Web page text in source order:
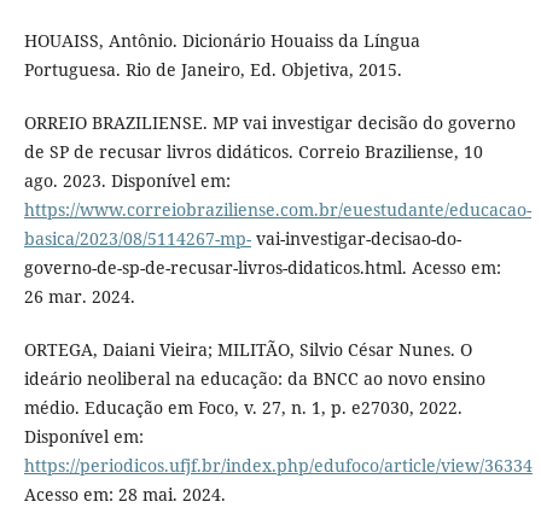
HOUAISS, Antônio. Dicionário Houaiss da Língua
Portuguesa. Rio de Janeiro, Ed. Objetiva, 2015.
ORREIO BRAZILIENSE. MP vai investigar decisão do governo
de SP de recusar livros didáticos. Correio Braziliense, 10
ago. 2023. Disponível em:
https://www.correiobraziliense.com.br/euestudante/educacao-
basica/2023/08/5114267-mp-vai-investigar-decisao-do-
governo-de-sp-de-recusar-livros-didaticos.html. Acesso em:
26 mar. 2024.
ORTEGA, Daiani Vieira; MILITÃO, Silvio César Nunes. O
ideário neoliberal na educação: da BNCC ao novo ensino
médio. Educação em Foco, v. 27, n. 1, p. e27030, 2022.
Disponível em:
https://periodicos.ufjf.br/index.php/edufoco/article/view/36334
Acesso em: 28 mai. 2024.